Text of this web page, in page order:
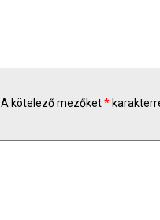
A kötelező mezőket*